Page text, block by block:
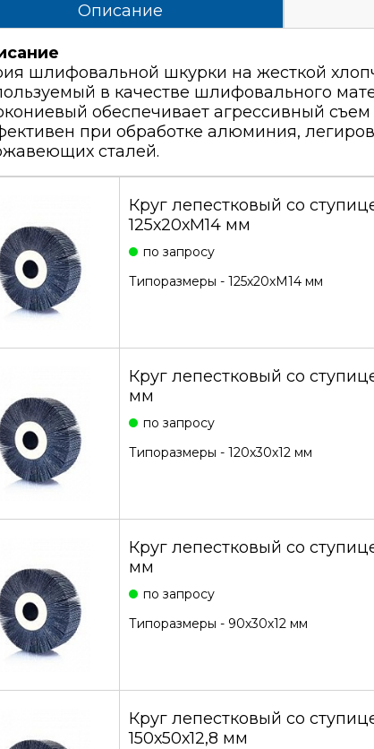
Описание
шлифовальной шкурки на жесткой
в качестве шлифовального
обеспечивает агрессивный
при обработке алюминия,
сталей.
Круг лепестковый со
125х20хМ14 мм
по запросу
Типоразмеры - 125х20хМ14 мм
Круг лепестковый со
мм
по запросу
Типоразмеры - 120х30х12 мм
Круг лепестковый со
мм
по запросу
Типоразмеры - 90х30х12 мм
Круг лепестковый со
150х50х12,8 мм